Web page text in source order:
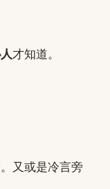
才知道。
又或是冷言旁